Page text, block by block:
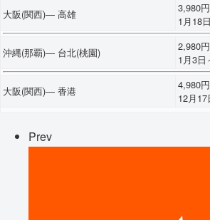
大阪(関西)― 高雄
3,980円
1月18
沖縄(那覇)― 台北(桃園)
2,980円
1月3日
大阪(関西)― 香港
4,980円
12月
Prev